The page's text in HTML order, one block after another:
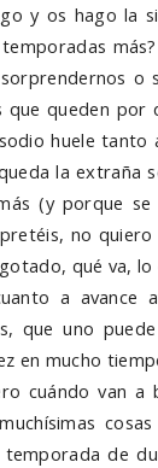
y os hago la
o
que queden por
huele
la extraña
(y porque
no
qué va,
a avance
que uno
en mucho
cuándo van
de